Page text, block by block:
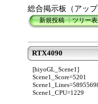
総合掲示板（アッ
新規投稿┃ツリー
RTX4090
[hiyoGL_Scene1]
Scene1_Score=5201
Scene1_CPU=1229